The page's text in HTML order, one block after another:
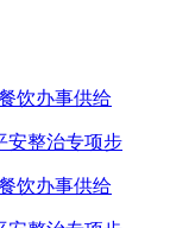
饮办事供给
安整治专项步
饮办事供给